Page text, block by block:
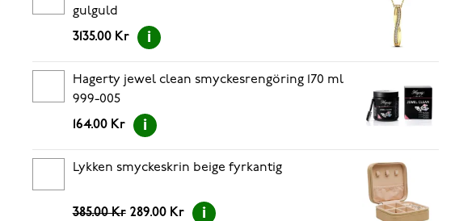
gulguld
3135.00 Kr
Hagerty jewel clean smyckesrengöring 170 ml
999-005
164.00 Kr
Lykken smyckeskrin beige fyrkantig
385.00 Kr 289.00 Kr